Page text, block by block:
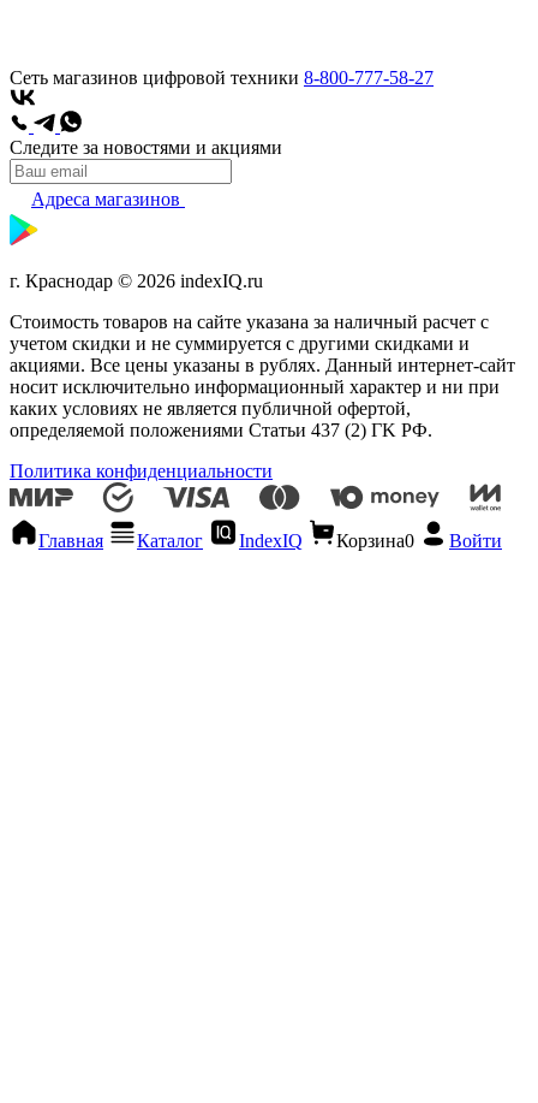
Сеть магазинов цифровой техники 8-800-777-58-27
Следите за новостями и акциями
Адреса магазинов
г. Краснодар © 2026 indexIQ.ru
Стоимость товаров на сайте указана за наличный расчет с
учетом скидки и не суммируется с другими скидками и
акциями. Все цены указаны в рублях. Данный интернет-сайт
носит исключительно информационный характер и ни при
каких условиях не является публичной офертой,
определяемой положениями Статьи 437 (2) ГK РФ.
Политика конфиденциальности
Главная Каталог IndexIQ Корзина0 Войти